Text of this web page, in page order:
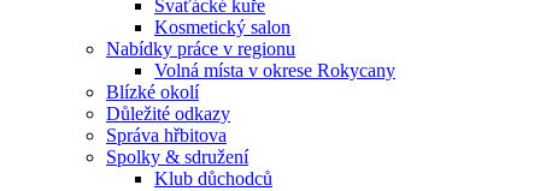
Svaťácké kuře
Kosmetický salon
Nabídky práce v regionu
Volná místa v okrese Rokycany
Blízké okolí
Důležité odkazy
Správa hřbitova
Spolky & sdružení
Klub důchodců